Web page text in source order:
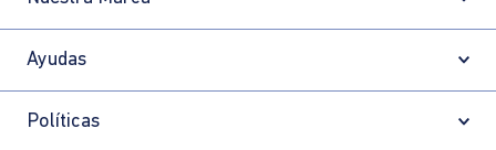
Ayudas
Políticas